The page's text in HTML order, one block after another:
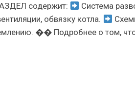
содержит:
Система
обвязку котла.
�� Подробнее о том,